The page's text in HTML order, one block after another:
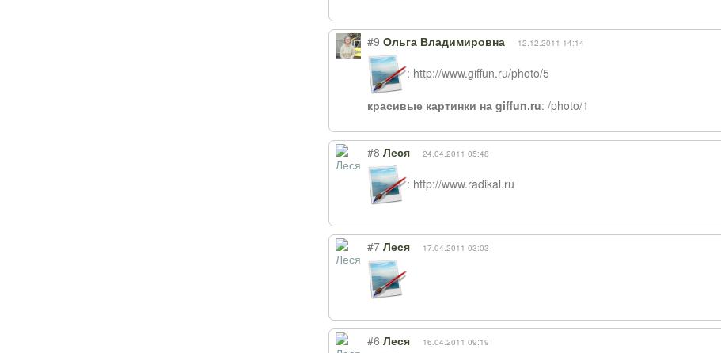
#9 Ольга Владимировна 12.12.2011 14:14
: http://www.giffun.ru/photo/5
красивые картинки на giffun.ru: /photo/1
#8 Леся 24.04.2011 05:48
: http://www.radikal.ru
#7 Леся 17.04.2011 03:03
#6 Леся 16.04.2011 09:19